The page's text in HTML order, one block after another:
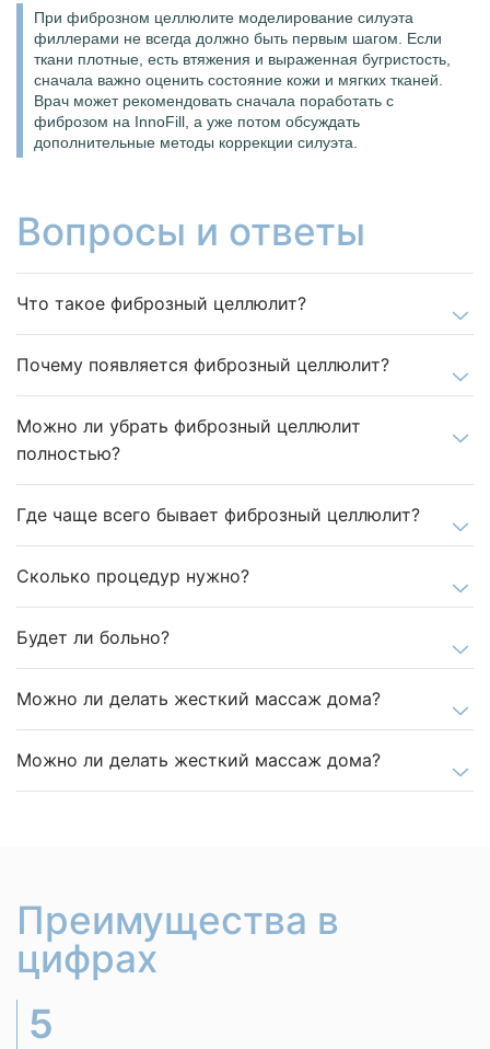
При фиброзном целлюлите моделирование силуэта
филлерами не всегда должно быть первым шагом. Если
ткани плотные, есть втяжения и выраженная бугристость,
сначала важно оценить состояние кожи и мягких тканей.
Врач может рекомендовать сначала поработать с
фиброзом на InnoFill, а уже потом обсуждать
дополнительные методы коррекции силуэта.
Вопросы и ответы
Что такое фиброзный целлюлит?
Почему появляется фиброзный целлюлит?
Можно ли убрать фиброзный целлюлит
полностью?
Где чаще всего бывает фиброзный целлюлит?
Сколько процедур нужно?
Будет ли больно?
Можно ли делать жесткий массаж дома?
Можно ли делать жесткий массаж дома?
Преимущества в
цифрах
5